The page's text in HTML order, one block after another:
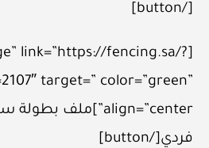
[/button]
link=”https://fencing.sa/?
target=” color=”green”
فردي[/button]